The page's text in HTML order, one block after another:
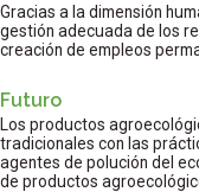
Gracias a la dimensión
gestión adecuada de los
creación de empleos
Futuro
Los productos
tradicionales con las
agentes de polución del
de productos